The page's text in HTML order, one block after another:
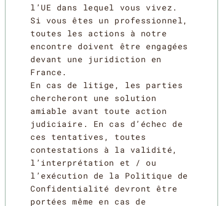
l’UE dans lequel vous vivez.
Si vous êtes un professionnel,
toutes les actions à notre
encontre doivent être engagées
devant une juridiction en
France.
En cas de litige, les parties
chercheront une solution
amiable avant toute action
judiciaire. En cas d’échec de
ces tentatives, toutes
contestations à la validité,
l’interprétation et / ou
l’exécution de la Politique de
Confidentialité devront être
portées même en cas de